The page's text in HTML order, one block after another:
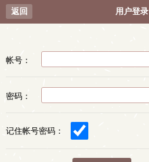
返回 用户登录
帐号：
密码：
记住帐号密码：